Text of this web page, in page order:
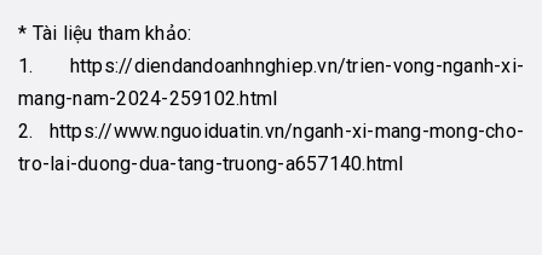
* Tài liệu tham khảo:
1. https://diendandoanhnghiep.vn/trien-vong-nganh-xi-
mang-nam-2024-259102.html
2. https://www.nguoiduatin.vn/nganh-xi-mang-mong-cho-
tro-lai-duong-dua-tang-truong-a657140.html